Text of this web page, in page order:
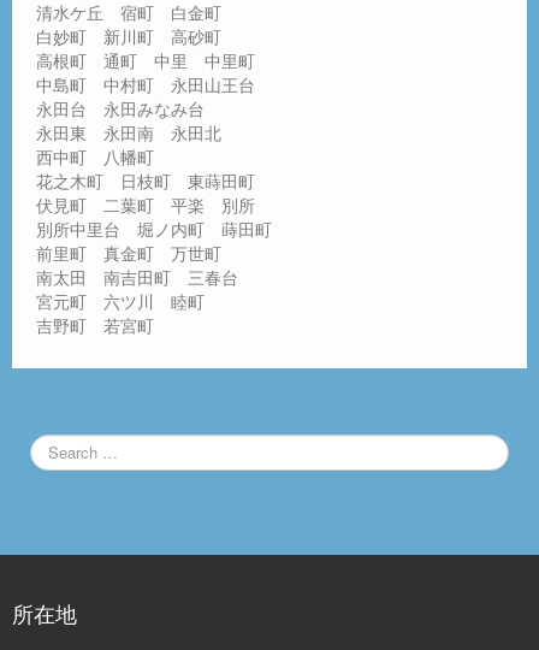
清水ケ丘 宿町 白金町
白妙町 新川町 高砂町
高根町 通町 中里 中里町
中島町 中村町 永田山王台
永田台 永田みなみ台
永田東 永田南 永田北
西中町 八幡町
花之木町 日枝町 東蒔田町
伏見町 二葉町 平楽 別所
別所中里台 堀ノ内町 蒔田町
前里町 真金町 万世町
南太田 南吉田町 三春台
宮元町 六ツ川 睦町
吉野町 若宮町
所在地